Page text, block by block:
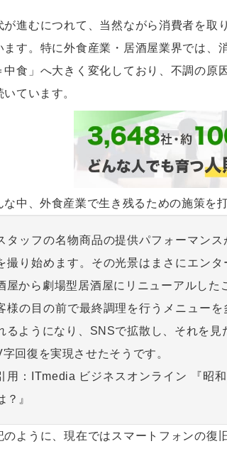
が進むにつれて、当然ながら消費者を取
ます。特に外食産業・居酒屋業界では、
中食」へ大きく変化しており、不調の原
いています。
な中、外食産業で生き残るための施策を
タッフの名物商品の提供パフォーマン
撮り始めます。その光景はまさにエン
屋から劇場型居酒屋にリニューアルし
様の目の前で最終調理を行うメニュー
るようになり、SNSで拡散し、それを
字回復を実現させたそうです。
用：ITmedia ビジネスオンライン 『昭
？』
のように、現在ではスマートフォンの